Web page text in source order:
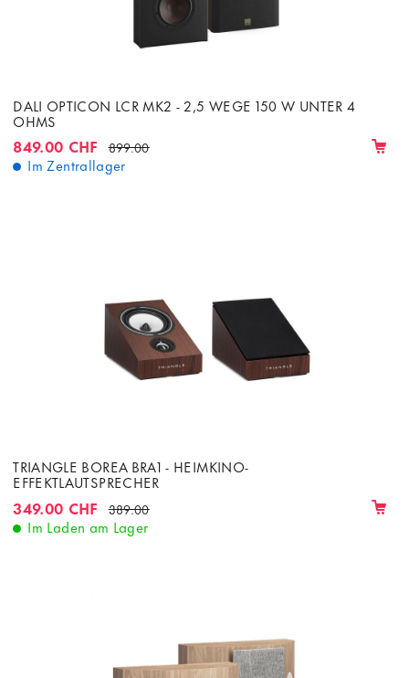
DALI OPTICON LCR MK2 - 2,5 WEGE 150 W UNTER 4
OHMS
849.00 CHF 899.00
Im Zentrallager
TRIANGLE BOREA BRA1 - HEIMKINO-
EFFEKTLAUTSPRECHER
349.00 CHF 389.00
Im Laden am Lager